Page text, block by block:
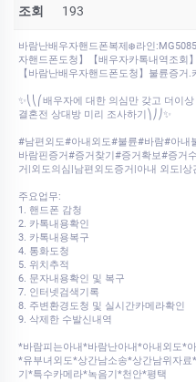
조회 193
바람난배우자핸드폰복제❄️라인
자핸드폰도청】【배우자카톡내역조회
【바람난배우자핸드폰도청】불륜증거
✨⎝⎝⎛배우자에 대한 의심만 갖고 더이
결혼전 상대방 미리 조사하기⎞⎠⎠✨
#남편외도#아내외도#불륜#바람#아
바람핀증거#증거찾기#증거확보#증거
거|외도의심|남편외도증거|아내 외도|
주요업무:
1. 핸드폰 감청
2. 카톡내용확인
3. 카톡내용복구
4. 통화도청
5. 위치추적
6. 문자내용확인 및 복구
7. 인터넷검색기록
8. 주변환경도청 및 실시간카메라확인
9. 삭제한 수발신내역
*바람피는아내*바람난아내*아내외도*
*유부녀외도*상간남소송*상간남위자
기*특수카메라*녹음기*천안*평택